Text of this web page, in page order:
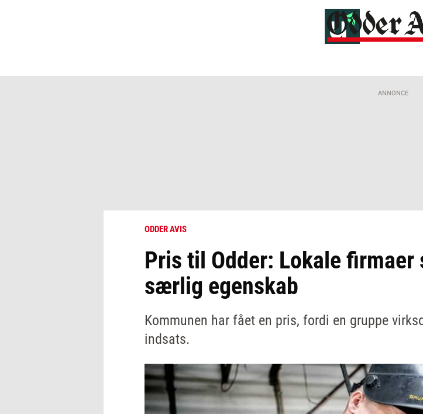
ANNONCE
ODDER AVIS
Pris til Odder: Lokale
særlig egenskab
Kommunen har fået en pris, fordi en gruppe
indsats.